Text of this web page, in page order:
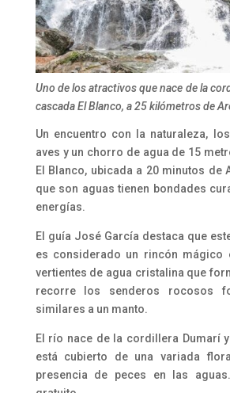
Uno de los atractivos que nace de la
cascada El Blanco, a 25 kilómetros de
Un encuentro con la naturaleza,
aves y un chorro de agua de 15
El Blanco, ubicada a 20 minutos de
que son aguas tienen bondades
energías.
El guía José García destaca que
es considerado un rincón mágico
vertientes de agua cristalina que
recorre los senderos rocosos
similares a un manto.
El río nace de la cordillera Dumarí
está cubierto de una variada
presencia de peces en las